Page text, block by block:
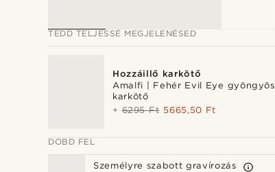
TEDD TELJESSÉ MEGJELENÉSED
Hozzáillő karkötő
Amalfi | Fehér Evil Eye gyöngyös
karkötő
+6295 Ft 5665,50 Ft
DOBD FEL
Személyre szabott gravírozás